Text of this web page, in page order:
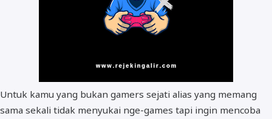
Untuk kamu yang bukan gamers sejati alias yang memang
sama sekali tidak menyukai nge-games tapi ingin mencoba